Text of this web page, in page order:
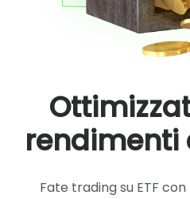
rendimenti
Fate trading su ETF